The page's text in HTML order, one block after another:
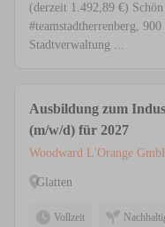
(derzeit 1.492,89 €)
#teamstadtherrenberg,
Stadtverwaltung ...
Ausbildung zum
(m/w/d) für 2027
Woodward L'Orange
Glatten
Vollzeit